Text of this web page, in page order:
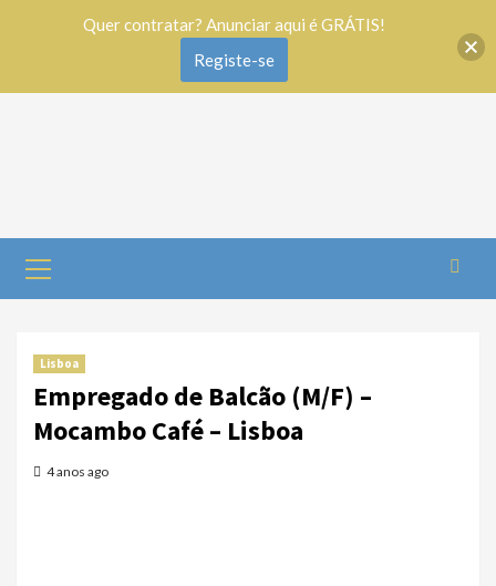
Lisboa
Empregado de Balcão (M/F) –
Mocambo Café – Lisboa
4 anos ago
Quer contratar? Anunciar aqui é GRÁTIS!
Registe-se